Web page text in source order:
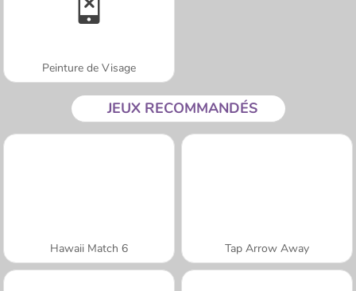
Peinture de Visage
JEUX RECOMMANDÉS
Hawaii Match 6 Tap Arrow Away